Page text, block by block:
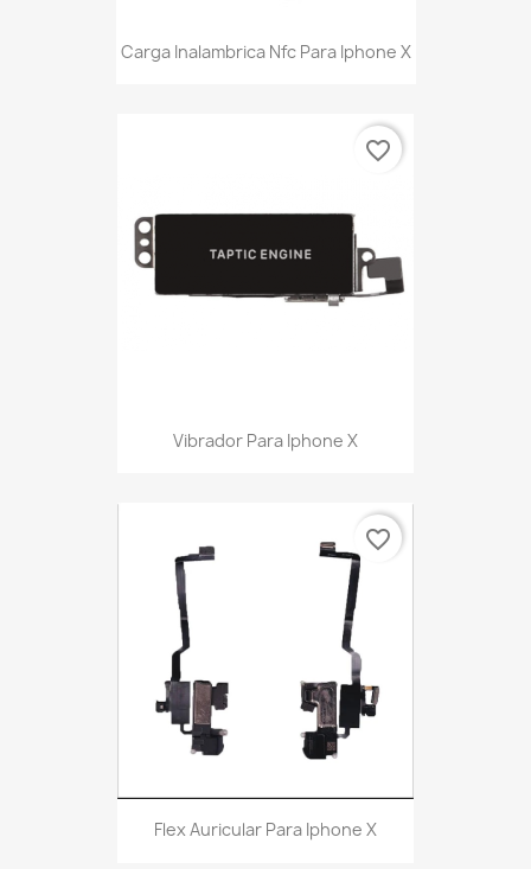
Carga Inalambrica Nfc Para Iphone X
Vibrador Para Iphone X
favorite_border
Flex Auricular Para Iphone X
favorite_border